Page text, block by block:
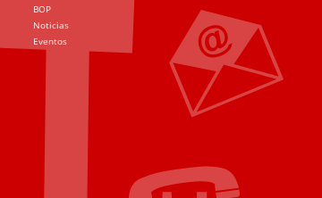
BOP
Noticias
Eventos